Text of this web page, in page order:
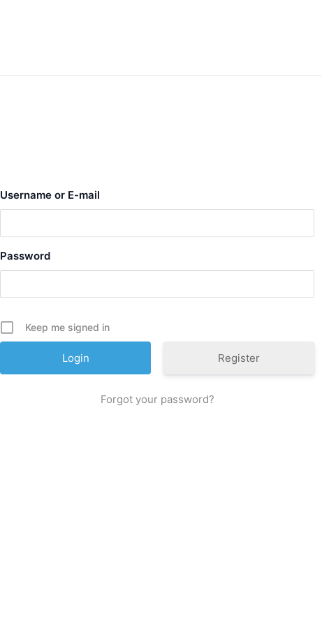
Username or E-mail
Password
Keep me signed in
Register
Forgot your password?